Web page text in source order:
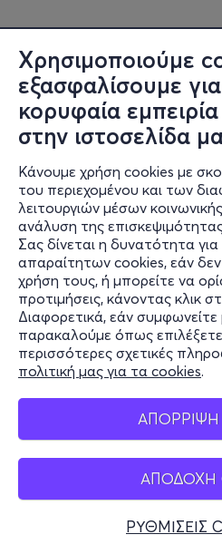
Χρησιμοποιούμε
εξασφαλίσουμε
κορυφαία
στην ιστοσελίδα
Κάνουμε χρήση cookies με
του περιεχομένου και των
λειτουργιών μέσων
ανάλυση της
Σας δίνεται η δυνατότητα
απαραίτητων cookies, εάν
χρήση τους, ή μπορείτε να
προτιμήσεις, κάνοντας κλικ
Διαφορετικά, εάν
παρακαλούμε όπως
περισσότερες σχετικές
πολιτική μας για τα cookies.
ΑΠΟΔΟΧΗ
ΡΥΘΜΙΣΕΙΣ